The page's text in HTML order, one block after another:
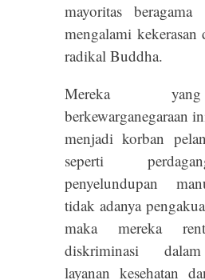
mayoritas
mengalami
radikal Buddha.
Mereka
berkewarganegaraan
menjadi korban
seperti
penyelundupan
tidak adanya
maka mereka
diskriminasi
layanan kesehatan